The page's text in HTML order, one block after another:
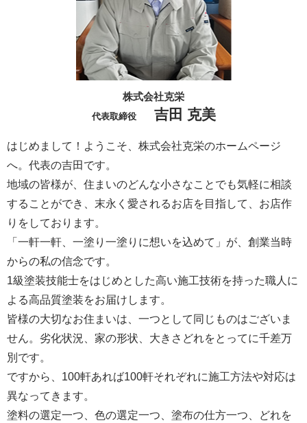
株式会社克栄
代表取締役 吉田 克美
はじめまして！ようこそ、株式会社克栄のホームページ
へ。代表の吉田です。
地域の皆様が、住まいのどんな小さなことでも気軽に相談
することができ、末永く愛されるお店を目指して、お店作
りをしております。
「一軒一軒、一塗り一塗りに想いを込めて」が、創業当時
からの私の信念です。
1級塗装技能士をはじめとした高い施工技術を持った職人に
よる高品質塗装をお届けします。
皆様の大切なお住まいは、一つとして同じものはございま
せん。劣化状況、家の形状、大きさどれをとってに千差万
別です。
ですから、100軒あれば100軒それぞれに施工方法や対応は
異なってきます。
塗料の選定一つ、色の選定一つ、塗布の仕方一つ、どれを